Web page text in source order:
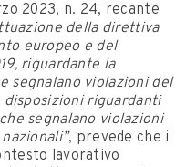
2023, n. 24, recante
della direttiva
europeo e del
riguardante la
segnalano violazioni del
riguardanti
segnalano violazioni
, prevede che i
lavorativo